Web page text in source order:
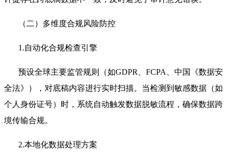
（二）多维度合规风险防控
1.自动化合规检查引擎
预设全球主要监管规则（如GDPR、FCPA、中国《数据安
全法》），对底稿内容进行实时扫描。当检测到敏感数据（如
个人身份证号）时，系统自动触发数据脱敏流程，确保数据跨
境传输合规。
2.本地化数据处理方案